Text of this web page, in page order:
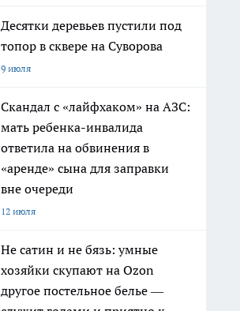
Десятки деревьев пустили под
топор в сквере на Суворова
9 июля
Скандал с «лайфхаком» на АЗС:
мать ребенка-инвалида
ответила на обвинения в
«аренде» сына для заправки
вне очереди
12 июля
Не сатин и не бязь: умные
хозяйки скупают на Ozon
другое постельное белье —